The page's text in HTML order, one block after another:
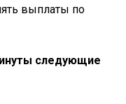
выплаты по
следующие